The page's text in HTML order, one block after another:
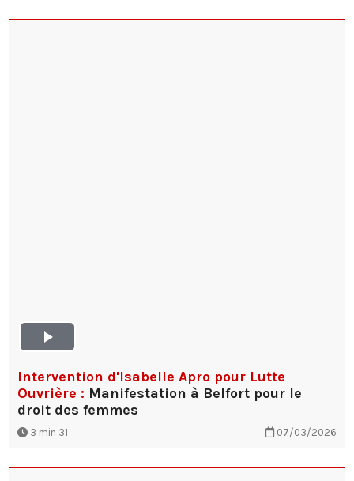
Intervention d'Isabelle Apro pour Lutte
Ouvrière : Manifestation à Belfort pour le
droit des femmes
3 min 31 07/03/2026